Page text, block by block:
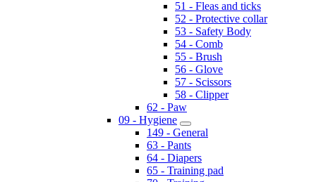
51 - Fleas and ticks
52 - Protective collar
53 - Safety Body
54 - Comb
55 - Brush
56 - Glove
57 - Scissors
58 - Clipper
62 - Paw
09 - Hygiene
149 - General
63 - Pants
64 - Diapers
65 - Training pad